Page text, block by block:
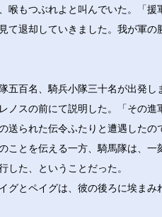
喉もつぶれよと叫んでいた。「援
て退却していきました。我が軍の
五百名、騎兵小隊三十名が出発し
ノスの前にて説明した。「その進
送られた伝令ふたりと遭遇したの
ことを伝える一方、騎馬隊は、一
した、ということだった。
とペイグは、彼の後ろに埃まみ